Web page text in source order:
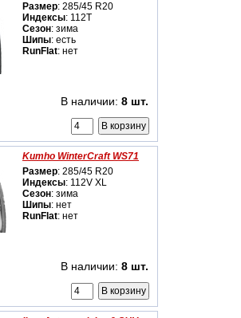
Размер: 285/45 R20
Индексы: 112T
Сезон: зима
Шипы: есть
RunFlat: нет
В наличии: 8 шт.
Kumho WinterCraft WS71
Размер: 285/45 R20
Индексы: 112V XL
Сезон: зима
Шипы: нет
RunFlat: нет
В наличии: 8 шт.